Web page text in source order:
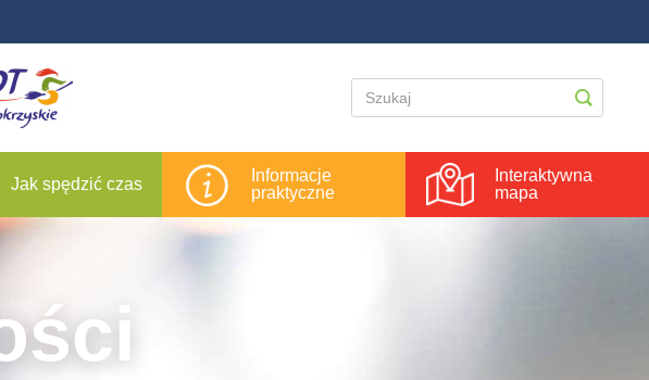
Jak spędzić czas
Informacje
praktyczne
Interaktywna
mapa